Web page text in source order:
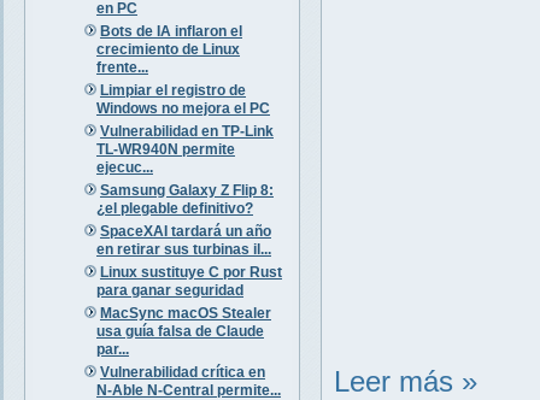
en PC
Bots de IA inflaron el
crecimiento de Linux
frente...
Limpiar el registro de
Windows no mejora el PC
Vulnerabilidad en TP-Link
TL-WR940N permite
ejecuc...
Samsung Galaxy Z Flip 8:
¿el plegable definitivo?
SpaceXAI tardará un año
en retirar sus turbinas il...
Linux sustituye C por Rust
para ganar seguridad
MacSync macOS Stealer
usa guía falsa de Claude
par...
Vulnerabilidad crítica en
N-Able N-Central permite...
Leer más »